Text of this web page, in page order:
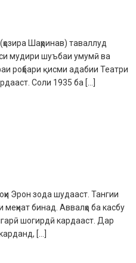
Шаҳринав) таваллуд
мудири шуъбаи умумӣ ва
роҳбари қисми адабии Театри
Соли 1935 ба […]
Эрон зода шудааст. Тангии
бинад. Аввалҳо ба касбу
шогирдӣ кардааст. Дар
[…]